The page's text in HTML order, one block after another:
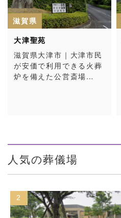
滋賀県
大津聖苑
滋賀県大津市｜大津市民
が安価で利用できる火葬
炉を備えた公営斎場…
人気の葬儀場
2